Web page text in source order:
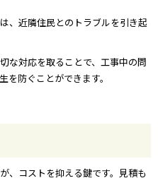
、近隣住民とのトラブルを引き起
な対応を取ることで、工事中の問
を防ぐことができます。
、コストを抑える鍵です。見積も